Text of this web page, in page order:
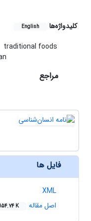
کلیدواژه‌ها English
traditional foods
مراجع
فایل ها
XML
اصل مقاله
K